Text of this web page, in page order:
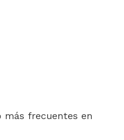
más frecuentes en